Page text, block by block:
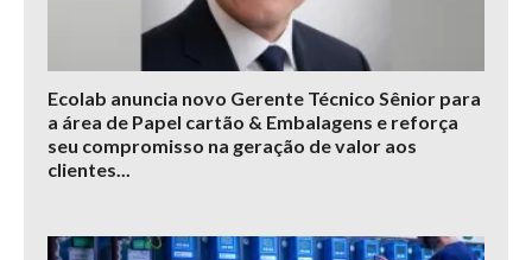
Ecolab anuncia novo Gerente Técnico Sênior para
a área de Papel cartão & Embalagens e reforça
seu compromisso na geração de valor aos
clientes...